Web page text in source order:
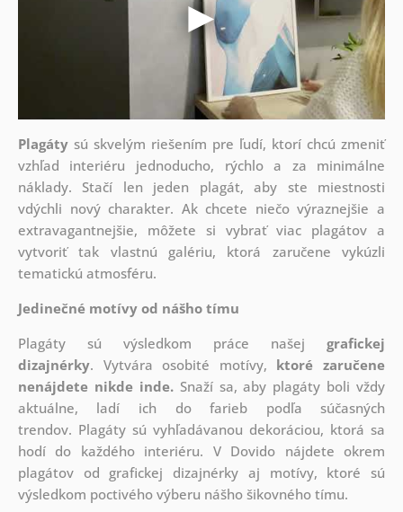
Plagátysú skvelým riešením pre ľudí, ktorí chcú zmeniť
vzhľad interiéru jednoducho, rýchlo a za minimálne
náklady. Stačí len jeden plagát, aby ste miestnosti
vdýchli nový charakter. Ak chcete niečo výraznejšie a
extravagantnejšie, môžete si vybrať viac plagátov a
vytvoriť tak vlastnú galériu, ktorá zaručene vykúzli
tematickú atmosféru.
Jedinečné motívy od nášho tímu
Plagáty sú výsledkom práce našejgrafickej
dizajnérky. Vytvára osobité motívy, ktoré zaručene
nenájdete nikde inde.Snaží sa, aby plagáty boli vždy
aktuálne, ladí ich do farieb podľa súčasných
trendov. Plagáty sú vyhľadávanou dekoráciou, ktorá sa
hodí do každého interiéru. V Dovido nájdete okrem
plagátov od grafickej dizajnérky aj motívy, ktoré sú
výsledkom poctivého výberu nášho šikovného tímu.